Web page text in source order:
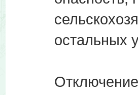
остальных
Отключение